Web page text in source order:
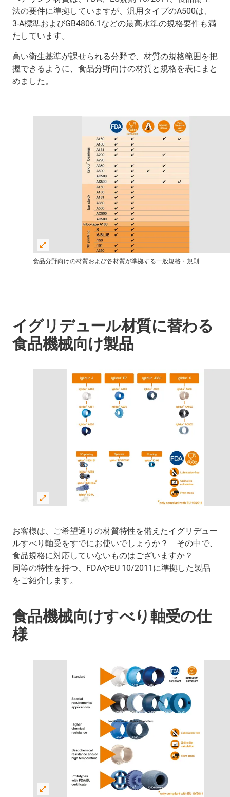
法の要件に準拠していますが、汎用タイプのA500は、
3-A標準およびGB4806.1などの最高水準の規格要件も満
たしています。
高い衛生基準が課せられる分野で、材質の規格範囲を把
握できるように、食品分野向けの材質と規格を表にまと
めました。
食品分野向けの材質および各材質が準拠する一般規格・規則
イグリデュール材質に替わる
食品機械向け製品
お客様は、ご希望通りの材質特性を備えたイグリデュー
ルすべり軸受をすでにお使いでしょうか？ その中で、
食品規格に対応していないものはございますか？
同等の特性を持つ、FDAやEU 10/2011に準拠した製品
をご紹介します。
食品機械向けすべり軸受の仕
様